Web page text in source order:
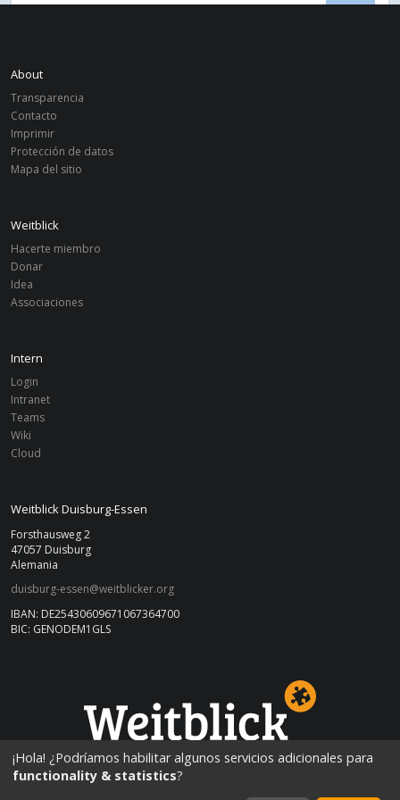
Weitblick Duisburg-Essen
IBAN: DE25430609671067364700
BIC: GENODEM1GLS
About
Transparencia
Contacto
Imprimir
Protección de datos
Mapa del sitio
Weitblick
Hacerte miembro
Donar
Idea
Associaciones
Intern
Login
Intranet
Teams
Wiki
Cloud
Weitblick Duisburg-Essen
Forsthausweg 2
47057 Duisburg
Alemania
duisburg-essen@weitblicker.org
IBAN: DE25430609671067364700
BIC: GENODEM1GLS
DUISBURG-ESSEN
¡Hola! ¿Podríamos habilitar algunos servicios adicionales para
functionality & statistics?